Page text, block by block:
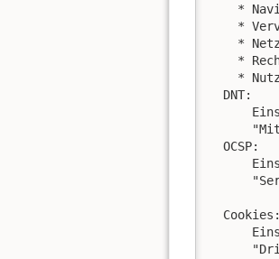
*
*
*
*
*
  DNT:
  OCSP:
  Cookies: